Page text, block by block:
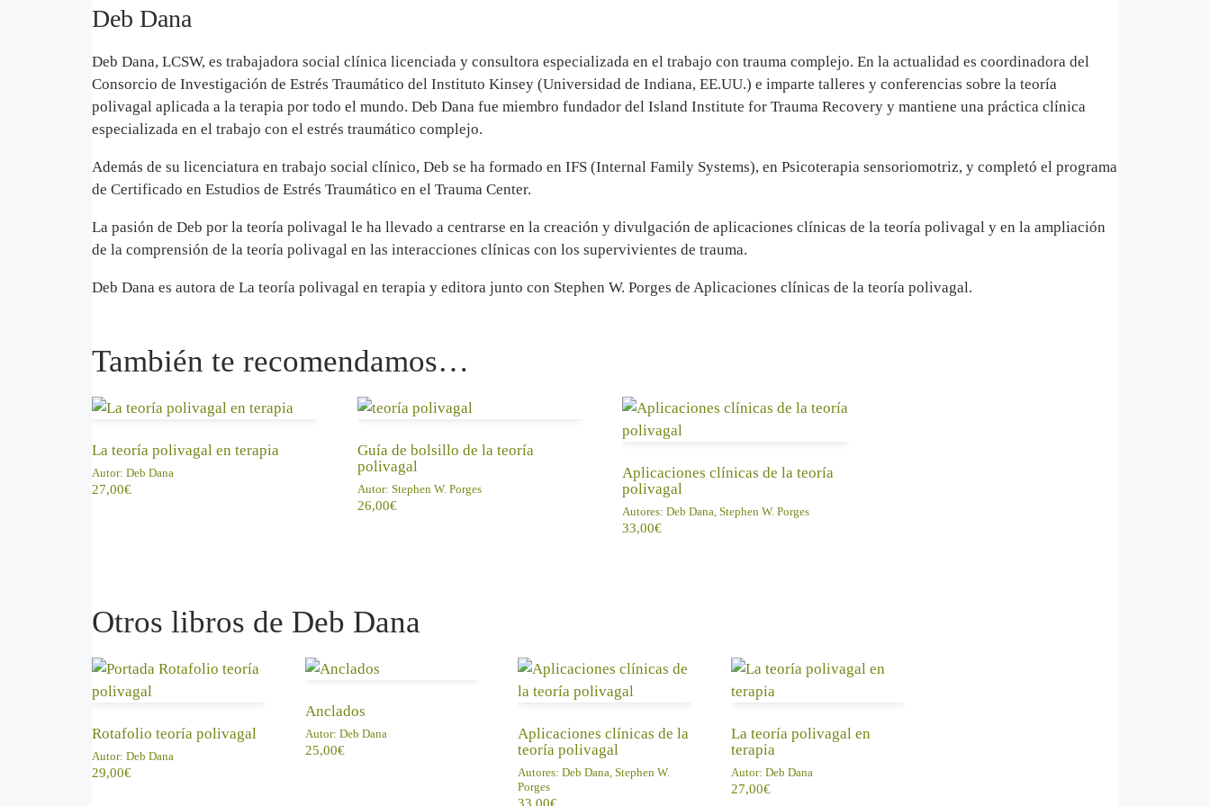
Deb Dana
Deb Dana, LCSW, es trabajadora social clínica licenciada y consultora especializada en el trabajo con trauma complejo. En la actualidad es coordinadora del
Consorcio de Investigación de Estrés Traumático del Instituto Kinsey (Universidad de Indiana, EE.UU.) e imparte talleres y conferencias sobre la teoría
polivagal aplicada a la terapia por todo el mundo. Deb Dana fue miembro fundador del Island Institute for Trauma Recovery y mantiene una práctica clínica
especializada en el trabajo con el estrés traumático complejo.
Además de su licenciatura en trabajo social clínico, Deb se ha formado en IFS (Internal Family Systems), en Psicoterapia sensoriomotriz, y completó el programa
de Certificado en Estudios de Estrés Traumático en el Trauma Center.
La pasión de Deb por la teoría polivagal le ha llevado a centrarse en la creación y divulgación de aplicaciones clínicas de la teoría polivagal y en la ampliación
de la comprensión de la teoría polivagal en las interacciones clínicas con los supervivientes de trauma.
Deb Dana es autora de La teoría polivagal en terapia y editora junto con Stephen W. Porges de Aplicaciones clínicas de la teoría polivagal.
También te recomendamos…
La teoría polivagal en terapia
Autor: Deb Dana
27,00€
Guía de bolsillo de la teoría
polivagal
Autor: Stephen W. Porges
26,00€
Aplicaciones clínicas de la teoría
polivagal
Autores: Deb Dana, Stephen W. Porges
33,00€
Otros libros de Deb Dana
Rotafolio teoría polivagal
Autor: Deb Dana
29,00€
Anclados
Autor: Deb Dana
25,00€
Aplicaciones clínicas de la
teoría polivagal
Autores: Deb Dana, Stephen W.
Porges
La teoría polivagal en
terapia
Autor: Deb Dana
27,00€